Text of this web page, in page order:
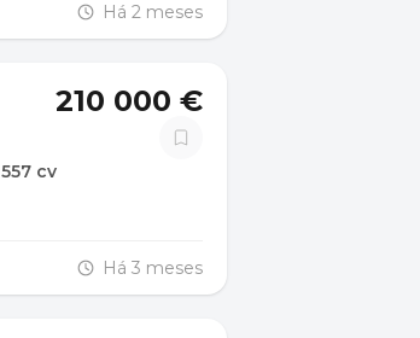
Há 2 meses
210 000 €
557 cv
Há 3 meses